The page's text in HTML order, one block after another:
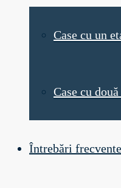
Case cu un
Case cu
Întrebări frecvente